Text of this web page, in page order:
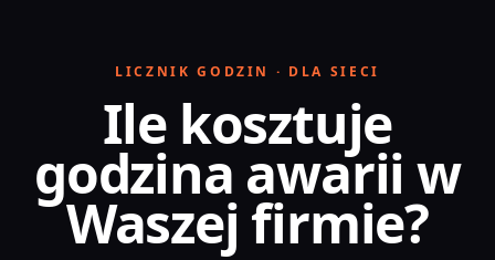
LICZNIK GODZIN · DLA SIECI
Ile kosztuje
godzina awarii w
Waszej firmie?